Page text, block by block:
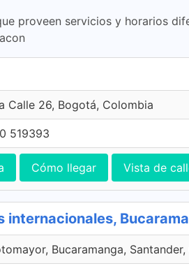
proveen servicios y horarios
Calle 26, Bogotá, Colombia
519393
Cómo llegar Vista de
internacionales,
Bucaramanga,